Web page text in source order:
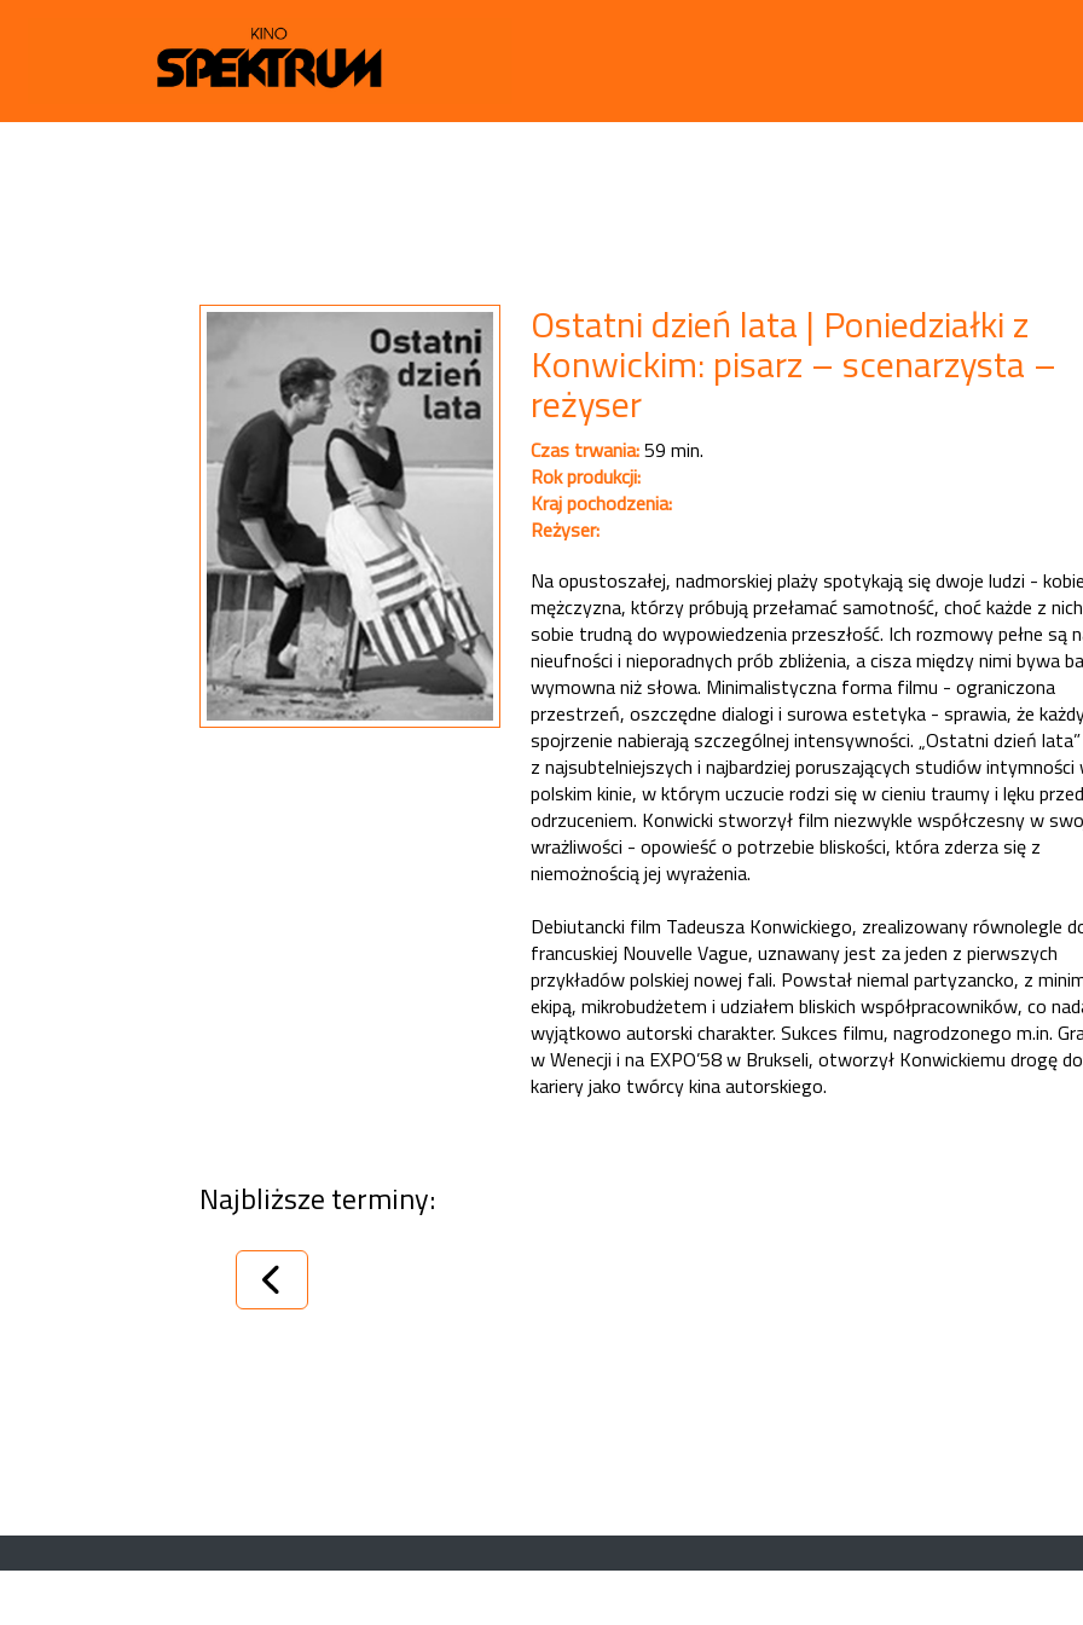
Ostatni dzień lata | Poniedziałki z
Konwickim: pisarz – scenarzysta –
reżyser
Czas trwania:59 min.
Rok produkcji:
Kraj pochodzenia:
Reżyser:
Na opustoszałej, nadmorskiej plaży spotykają się dwoje ludzi -
mężczyzna, którzy próbują przełamać samotność, choć każde z
sobie trudną do wypowiedzenia przeszłość. Ich rozmowy pełne są
nieufności i nieporadnych prób zbliżenia, a cisza między nimi bywa
wymowna niż słowa. Minimalistyczna forma filmu - ograniczona
przestrzeń, oszczędne dialogi i surowa estetyka - sprawia, że
spojrzenie nabierają szczególnej intensywności. „Ostatni dzień
z najsubtelniejszych i najbardziej poruszających studiów intymności
polskim kinie, w którym uczucie rodzi się w cieniu traumy i lęku przed
odrzuceniem. Konwicki stworzył film niezwykle współczesny w
wrażliwości - opowieść o potrzebie bliskości, która zderza się z
niemożnością jej wyrażenia.
Debiutancki film Tadeusza Konwickiego, zrealizowany równolegle
francuskiej Nouvelle Vague, uznawany jest za jeden z pierwszych
przykładów polskiej nowej fali. Powstał niemal partyzancko, z
ekipą, mikrobudżetem i udziałem bliskich współpracowników, co
wyjątkowo autorski charakter. Sukces filmu, nagrodzonego m.in.
w Wenecji i na EXPO’58 w Brukseli, otworzył Konwickiemu drogę
kariery jako twórcy kina autorskiego.
Najbliższe terminy: